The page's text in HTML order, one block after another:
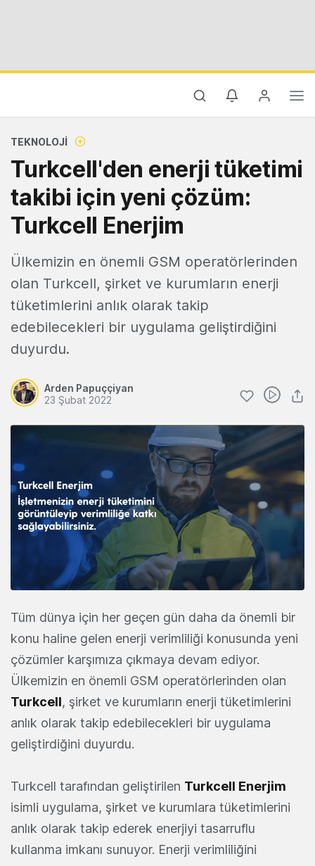
TEKNOLOJI
Turkcell'den enerji tüketimi
takibi için yeni çözüm:
Turkcell Enerjim
Ülkemizin en önemli GSM operatörlerinden
olan Turkcell, şirket ve kurumların enerji
tüketimlerini anlık olarak takip
edebilecekleri bir uygulama geliştirdiğini
duyurdu.
Arden Papuççiyan
23 Şubat 2022
Tüm dünya için her geçen gün daha da önemli bir
konu haline gelen enerji verimliliği konusunda yeni
çözümler karşımıza çıkmaya devam ediyor.
Ülkemizin en önemli GSM operatörlerinden olan
Turkcell, şirket ve kurumların enerji tüketimlerini
anlık olarak takip edebilecekleri bir uygulama
geliştirdiğini duyurdu.
Turkcell tarafından geliştirilen Turkcell Enerjim
isimli uygulama, şirket ve kurumlara tüketimlerini
anlık olarak takip ederek enerjiyi tasarruflu
kullanma imkanı sunuyor. Enerji verimliliğini